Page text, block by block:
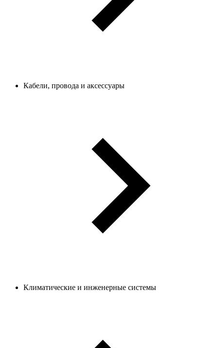
Кабели, провода и аксессуары
Климатические и инженерные системы